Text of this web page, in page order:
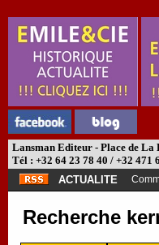
Lansman Editeur - Place de La
Tél : +32 64 23 78 40 / +32 471
ACTUALITE
Recherche